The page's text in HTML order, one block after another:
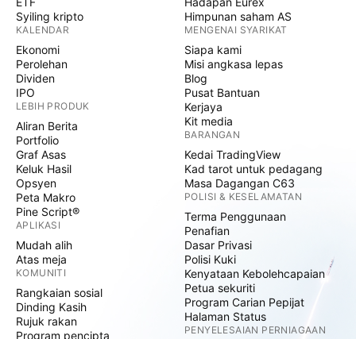
Syiling kripto
KALENDAR
Ekonomi
Perolehan
Dividen
IPO
LEBIH PRODUK
Aliran Berita
Portfolio
Graf Asas
Keluk Hasil
Opsyen
Peta Makro
Pine Script®
APLIKASI
Mudah alih
Atas meja
KOMUNITI
Rangkaian sosial
Dinding Kasih
Rujuk rakan
Program pencipta
Himpunan saham AS
MENGENAI SYARIKAT
Siapa kami
Misi angkasa lepas
Blog
Pusat Bantuan
Kerjaya
Kit media
BARANGAN
Kedai TradingView
Kad tarot untuk pedagang
Masa Dagangan C63
POLISI & KESELAMATAN
Terma Penggunaan
Penafian
Dasar Privasi
Polisi Kuki
Kenyataan Kebolehcapaian
Petua sekuriti
Program Carian Pepijat
Halaman Status
PENYELESAIAN PERNIAGAAN